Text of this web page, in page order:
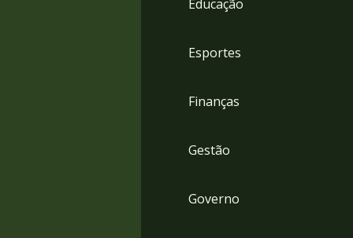
Educação
Esportes
Finanças
Gestão
Governo